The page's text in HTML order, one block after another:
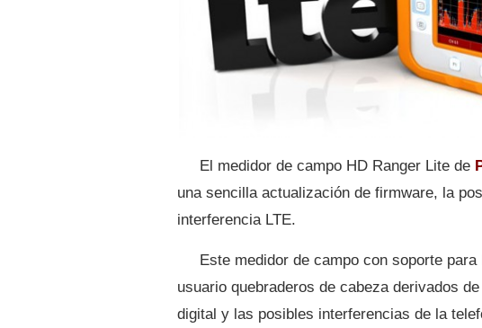
El medidor de campo HD Ranger Lite de
una sencilla actualización de firmware, la
interferencia LTE.
Este medidor de campo con soporte
usuario quebraderos de cabeza derivados
digital y las posibles interferencias de la